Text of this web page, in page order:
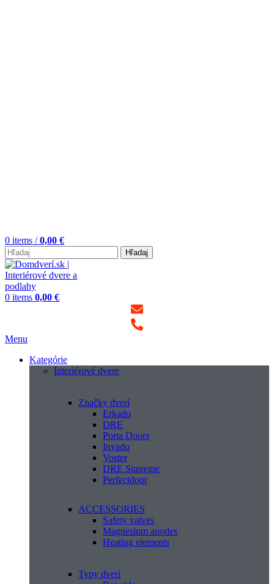
0 items / 0,00 €
Hľadaj
0 items 0,00 €
Menu
Kategórie
Interiérové dvere
Značky dverí
Erkado
DRE
Porta Doors
Invado
Voster
DRE Supreme
Perfectdoor
ACCESSORIES
Safety valves
Magnesium anodes
Heating elements
Typy dverí